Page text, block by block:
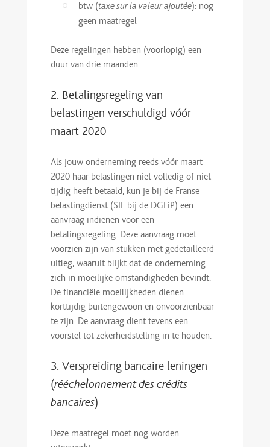
btw (taxe sur la valeur ajoutée): nog
geen maatregel
Deze regelingen hebben (voorlopig) een
duur van drie maanden.
2. Betalingsregeling van
belastingen verschuldigd vóór
maart 2020
Als jouw onderneming reeds vóór maart
2020 haar belastingen niet volledig of niet
tijdig heeft betaald, kun je bij de Franse
belastingdienst (SIE bij de DGFiP) een
aanvraag indienen voor een
betalingsregeling. Deze aanvraag moet
voorzien zijn van stukken met gedetailleerd
uitleg, waaruit blijkt dat de onderneming
zich in moeilijke omstandigheden bevindt.
De financiële moeilijkheden dienen
korttijdig buitengewoon en onvoorzienbaar
te zijn. De aanvraag dient tevens een
voorstel tot zekerheidstelling in te houden.
3. Verspreiding bancaire leningen
(rééchelonnement des crédits
bancaires)
Deze maatregel moet nog worden